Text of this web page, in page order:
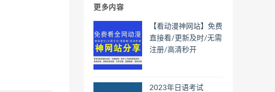
更多内容
【看动漫神网站】免费
直接看/更新及时/无需
注册/高清秒开
2023年日语考试